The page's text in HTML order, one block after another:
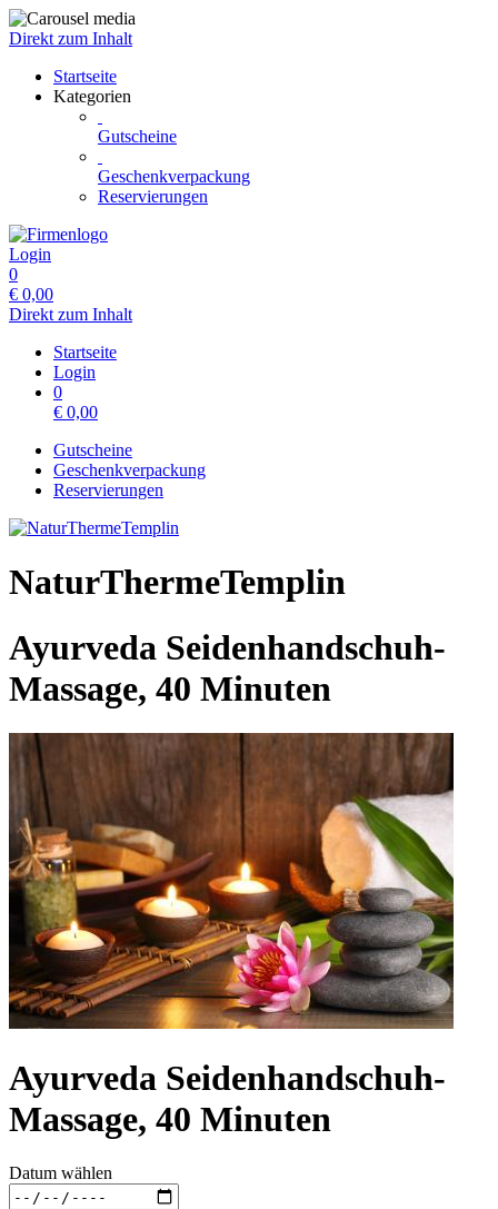
Direkt zum Inhalt
Startseite
Kategorien
Gutscheine
Geschenkverpackung
Reservierungen
Login
0
€ 0,00
Direkt zum Inhalt
Startseite
Login
0
€ 0,00
Gutscheine
Geschenkverpackung
Reservierungen
NaturThermeTemplin
Ayurveda Seidenhandschuh-
Massage, 40 Minuten
Ayurveda Seidenhandschuh-
Massage, 40 Minuten
Datum wählen